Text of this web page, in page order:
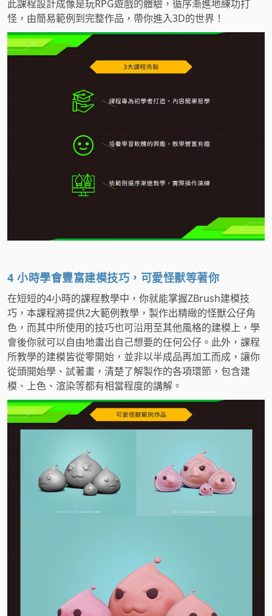
此課程設計成像是玩RPG遊戲的體驗，循序漸進地練功打
怪，由簡易範例到完整作品，帶你進入3D的世界！
4 小時學會豐富建模技巧，可愛怪獸等著你
在短短的4小時的課程教學中，你就能掌握ZBrush建模技
巧，本課程將提供2大範例教學，製作出精緻的怪獸公仔角
色，而其中所使用的技巧也可沿用至其他風格的建模上，學
會後你就可以自由地畫出自己想要的任何公仔。此外，課程
所教學的建模皆從零開始，並非以半成品再加工而成，讓你
從頭開始學、試著畫，清楚了解製作的各項環節，包含建
模、上色、渲染等都有相當程度的講解。